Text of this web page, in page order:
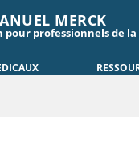
MERCK
pour professionnels de